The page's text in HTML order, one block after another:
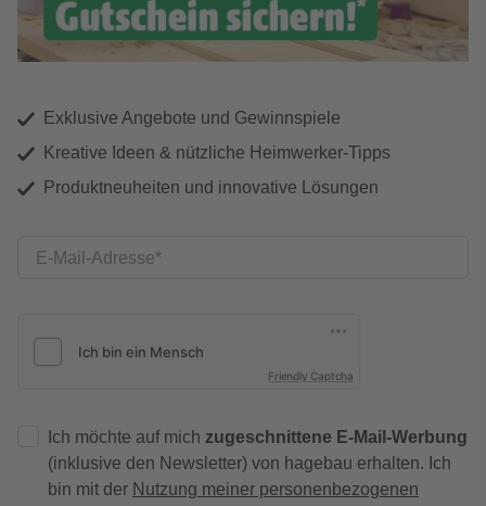
Exklusive Angebote und Gewinnspiele
Kreative Ideen & nützliche Heimwerker-Tipps
Produktneuheiten und innovative Lösungen
E-Mail-Adresse
Friendly Captcha
Ich möchte auf mich zugeschnittene E-Mail-Werbung
(inklusive den Newsletter) von hagebau erhalten. Ich
bin mit der Nutzung meiner personenbezogenen